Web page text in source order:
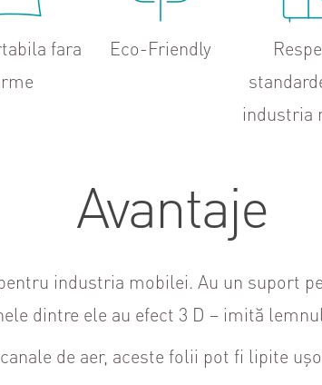
fara
Eco-Friendly
industria
Avantaje
industria mobilei. Au un suport
dintre ele au efect 3 D – imită
de aer, aceste folii pot fi lipite